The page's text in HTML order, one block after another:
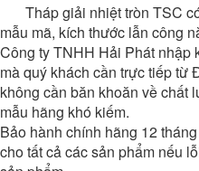
Tháp giải nhiệt tròn TSC
mẫu mã, kích thước lẫn công
Công ty TNHH Hải Phát nhập
mà quý khách cần trực tiếp từ
không cần băn khoăn về chất
mẫu hãng khó kiếm.
Bảo hành chính hãng 12
cho tất cả các sản phẩm nếu